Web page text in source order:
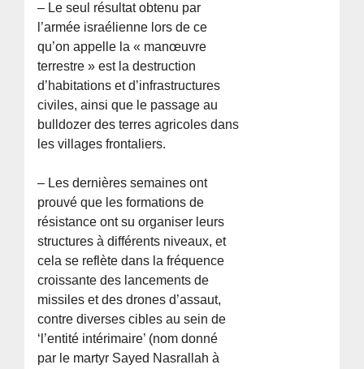
– Le seul résultat obtenu par
l’armée israélienne lors de ce
qu’on appelle la « manœuvre
terrestre » est la destruction
d’habitations et d’infrastructures
civiles, ainsi que le passage au
bulldozer des terres agricoles dans
les villages frontaliers.
– Les dernières semaines ont
prouvé que les formations de
résistance ont su organiser leurs
structures à différents niveaux, et
cela se reflète dans la fréquence
croissante des lancements de
missiles et des drones d’assaut,
contre diverses cibles au sein de
‘l’entité intérimaire’ (nom donné
par le martyr Sayed Nasrallah à